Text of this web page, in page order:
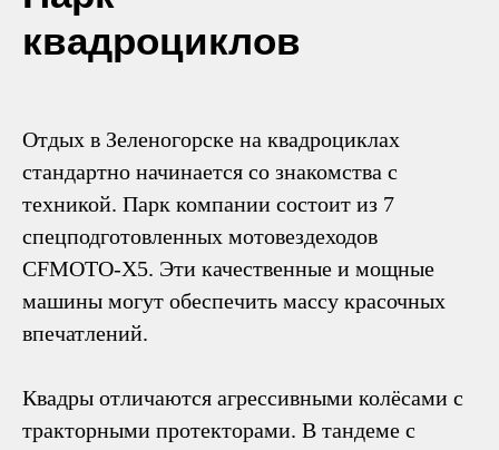
квадроциклов
Отдых в Зеленогорске на квадроциклах
стандартно начинается со знакомства с
техникой. Парк компании состоит из 7
спецподготовленных мотовездеходов
CFMOTO-X5. Эти качественные и мощные
машины могут обеспечить массу красочных
впечатлений.
Квадры отличаются агрессивными колёсами с
тракторными протекторами. В тандеме с